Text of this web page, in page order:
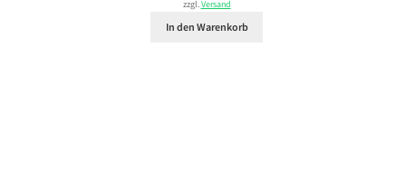
zzgl.Versand
In den Warenkorb